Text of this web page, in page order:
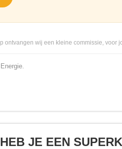
ontvangen wij een kleine commissie, voor
JE EEN